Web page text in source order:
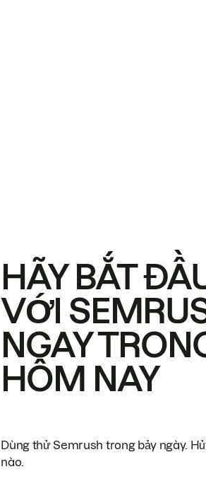
HÃY BẮT
VỚI
NGAY
HÔM NAY
Dùng thử Semrush trong bảy ngày.
nào.